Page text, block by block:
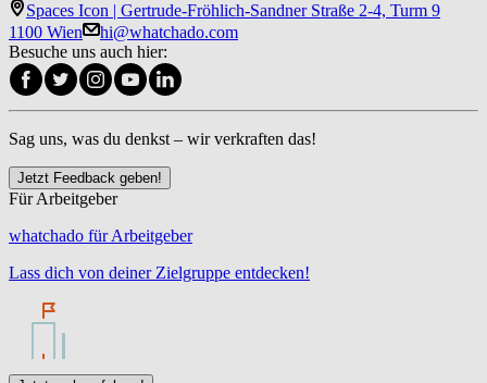
Spaces Icon | Gertrude-Fröhlich-Sandner Straße 2-4, Turm 9
1100 Wien
hi@whatchado.com
Besuche uns auch hier:
Sag uns, was du denkst – wir verkraften das!
Jetzt Feedback geben!
Für Arbeitgeber
whatchado für Arbeitgeber
Lass dich von deiner Zielgruppe entdecken!